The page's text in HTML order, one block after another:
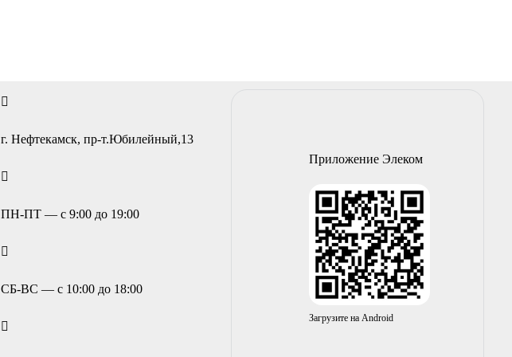
г. Нефтекамск, пр-т.Юбилейный,13
ПН-ПТ — с 9:00 до 19:00
СБ-ВС — с 10:00 до 18:00
Приложение Элеком
Загрузите на Android